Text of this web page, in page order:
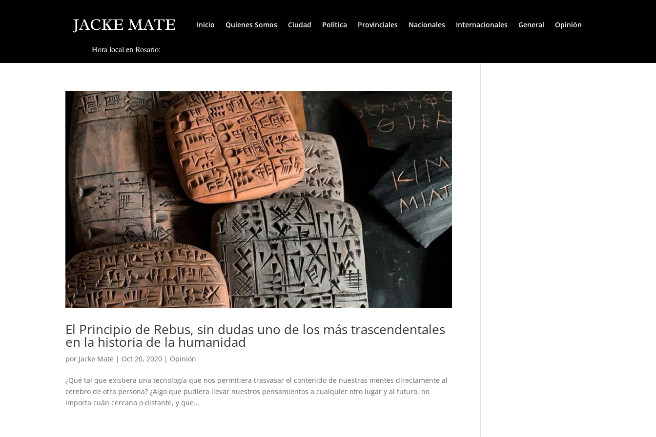
Inicio Quienes Somos Ciudad Política Provinciales Nacionales Internacionales General Opinión
Hora local en Rosario:
El Principio de Rebus, sin dudas uno de los más trascendentales
en la historia de la humanidad
por Jacke Mate | Oct 20, 2020 | Opinión
¿Qué tal que existiera una tecnología que nos permitiera trasvasar el contenido de nuestras mentes directamente al
cerebro de otra persona? ¿Algo que pudiera llevar nuestros pensamientos a cualquier otro lugar y al futuro, no
importa cuán cercano o distante, y que...